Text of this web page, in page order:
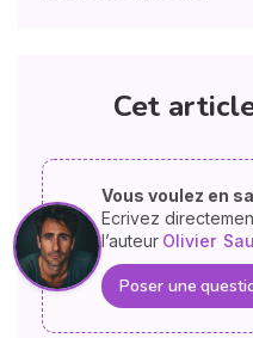
Cet
Vous voulez en
Ecrivez
l’auteur Olivier
Poser une